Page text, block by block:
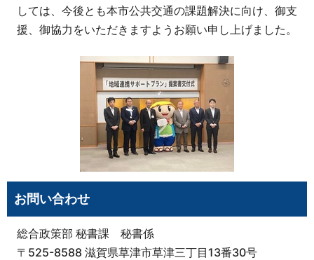
しては、今後とも本市公共交通の課題解決に向け、御支
援、御協力をいただきますようお願い申し上げました。
お問い合わせ
総合政策部 秘書課 秘書係
〒525-8588 滋賀県草津市草津三丁目13番30号